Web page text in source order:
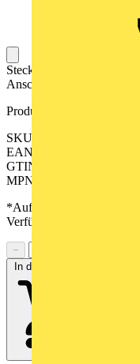
Steckbarer Leiterplatten-
Anschlusstechnologie für
Produktkennzeichen
SKU: 2647330000
EAN: 04050118639643
GTIN: 04050118639643
MPN: CPS 5.08/10/180
*Auf Anfrage verfügbar -
Verfügbarkeit zu prüfen
−
In den Warenkorb